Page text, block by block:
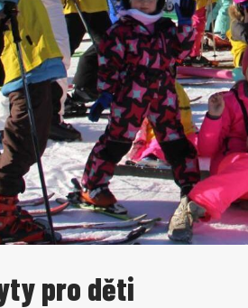
pro děti